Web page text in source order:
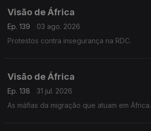
Visão de África
Ep. 139
03 ago. 2026
Protestos contra insegurança na RDC.
Visão de África
Ep. 138
31 jul. 2026
As máfias da migração que atuam em África.